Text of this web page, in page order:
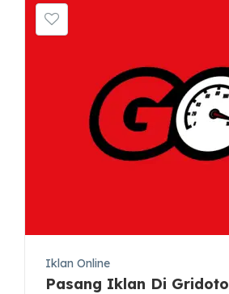
Iklan Online
Pasang Iklan Di Gridoto